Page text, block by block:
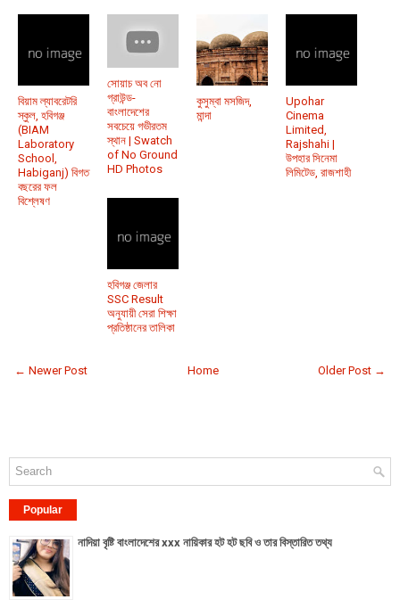
বিয়াম ল্যাবরেটরি
স্কুল, হবিগঞ্জ
(BIAM
Laboratory
School,
Habiganj) বিগত
বছরের ফল
বিশ্লেষণ
সোয়াচ অব নো
গ্রাউন্ড-
বাংলাদেশের
সবচেয়ে গভীরতম
স্থান | Swatch
of No Ground
HD Photos
কুসুম্বা মসজিদ,
মান্দা
Upohar
Cinema
Limited,
Rajshahi |
উপহার সিনেমা
লিমিটেড, রাজশাহী
হবিগঞ্জ জেলার
SSC Result
অনুযায়ী সেরা শিক্ষা
প্রতিষ্ঠানের তালিকা
← Newer Post Older Post →
Home
Popular
নাদিয়া বৃষ্টি বাংলাদেশের xxx নায়িকার হট হট ছবি ও তার বিস্তারিত তথ্য